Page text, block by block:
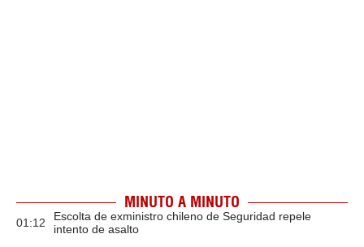
MINUTO A MINUTO
01:12
Escolta de exministro chileno de Seguridad repele
intento de asalto